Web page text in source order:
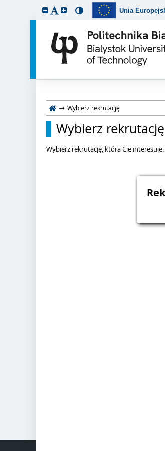
Unia
Wybierz rekrutację
Wybierz rekrutację
Wybierz rekrutację, która Cię